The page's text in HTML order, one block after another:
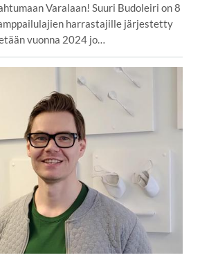
Varalaan! Suuri Budoleiri on 8
harrastajille järjestetty
vuonna 2024 jo…